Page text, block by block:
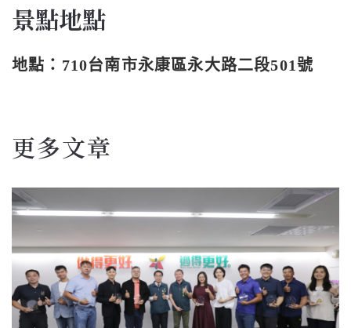
景點地點
地點：710台南市永康區永大路二段501號
更多文章